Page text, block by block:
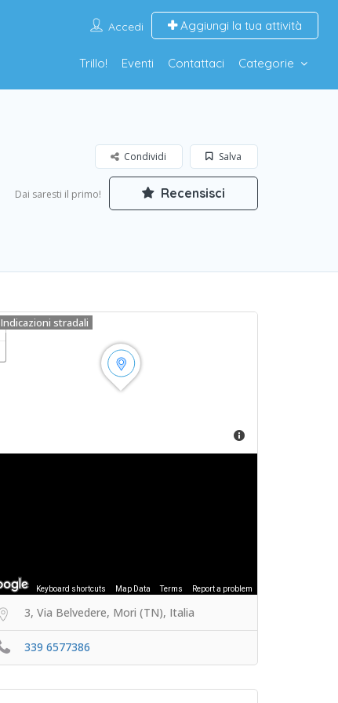
Accedi Aggiungi la tua attività
Trillo! Eventi Contattaci Categorie
Salva
Condividi
Dai saresti il primo! Recensisci
Keyboard shortcuts Map Data Terms Report a problem
Indicazioni stradali
3, Via Belvedere, Mori (TN), Italia
339 6577386